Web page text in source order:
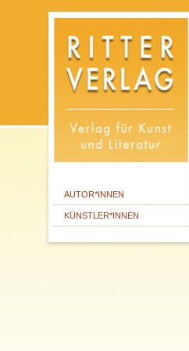
AUTOR*INNEN
KÜNSTLER*INNEN